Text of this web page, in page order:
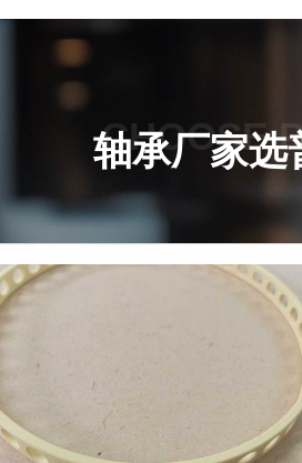
轴承厂家选
CHOOSE